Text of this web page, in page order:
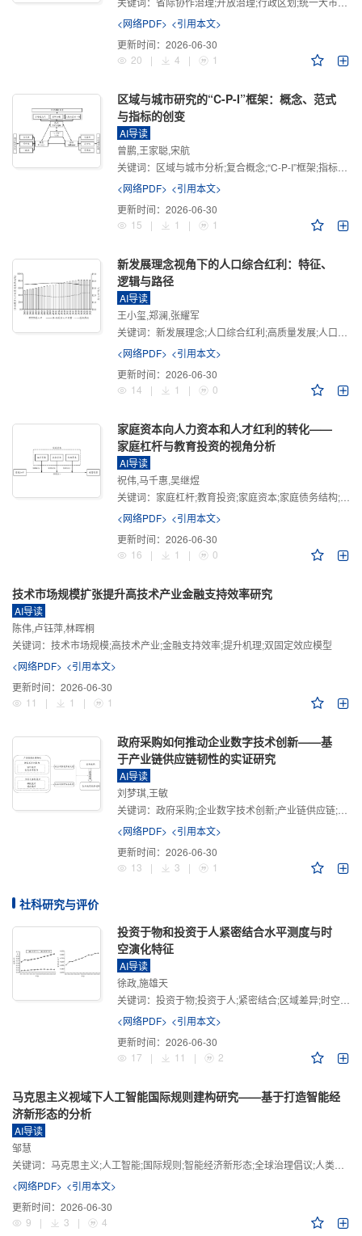
<网络PDF> <引用本文>
更新时间： 2026-06-30
20
| 4 | 1
区域与城市研究的“C-P-I”框架：概念、范式
与指标的创变
AI导读
曾鹏,王家聪,宋航
关键词： 区域与城市分析;复合概念;“C-P-I”框架;指标体系
<网络PDF> <引用本文>
更新时间： 2026-06-30
15
| 1 | 1
新发展理念视角下的人口综合红利：特征、
逻辑与路径
AI导读
王小玺,郑澜,张耀军
关键词： 新发展理念;人口综合红利;高质量发展;人口政策;中国式现代化
<网络PDF> <引用本文>
更新时间： 2026-06-30
14
| 1 | 0
家庭资本向人力资本和人才红利的转化——
家庭杠杆与教育投资的视角分析
AI导读
祝伟,马千惠,吴继煜
关键词： 家庭杠杆;教育投资;家庭资本;家庭债务结构;CHFS
<网络PDF> <引用本文>
更新时间： 2026-06-30
16
| 1 | 0
技术市场规模扩张提升高技术产业金融支持效率研究
AI导读
陈伟,卢钰萍,林晖桐
关键词： 技术市场规模;高技术产业;金融支持效率;提升机理;双固定效应模型
<网络PDF> <引用本文>
更新时间： 2026-06-30
11
| 1 | 1
政府采购如何推动企业数字技术创新——基
于产业链供应链韧性的实证研究
AI导读
刘梦琪,王敏
关键词： 政府采购;企业数字技术创新;产业链供应链;产业链供应链韧性;需求侧财政政策
<网络PDF> <引用本文>
更新时间： 2026-06-30
13
| 3 | 1
社科研究与评价
投资于物和投资于人紧密结合水平测度与时
空演化特征
AI导读
徐政,施雄天
关键词： 投资于物;投资于人;紧密结合;区域差异;时空演化
<网络PDF> <引用本文>
更新时间： 2026-06-30
17
| 11 | 2
马克思主义视域下人工智能国际规则建构研究——基于打造智能经
济新形态的分析
AI导读
邹慧
关键词： 马克思主义;人工智能;国际规则;智能经济新形态;全球治理倡议;人类命运共同体
<网络PDF> <引用本文>
更新时间： 2026-06-30
9
| 3 | 4